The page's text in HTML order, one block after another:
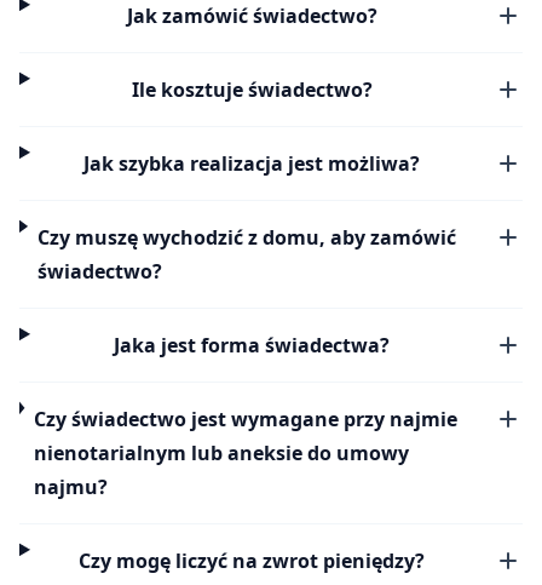
Jak zamówić świadectwo?
Ile kosztuje świadectwo?
Jak szybka realizacja jest możliwa?
Czy muszę wychodzić z domu, aby zamówić
świadectwo?
Jaka jest forma świadectwa?
Czy świadectwo jest wymagane przy najmie
nienotarialnym lub aneksie do umowy
najmu?
Czy mogę liczyć na zwrot pieniędzy?